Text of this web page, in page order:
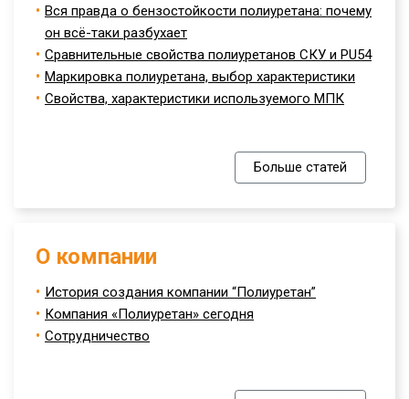
Вся правда о бензостойкости полиуретана: почему
он всё-таки разбухает
Сравнительные свойства полиуретанов СКУ и PU54
Маркировка полиуретана, выбор характеристики
Свойства, характеристики используемого МПК
Больше статей
О компании
История создания компании “Полиуретан”
Компания «Полиуретан» сегодня
Сотрудничество